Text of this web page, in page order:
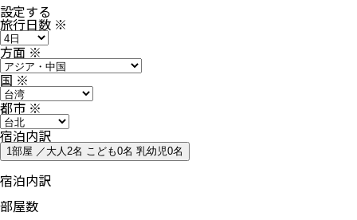
設定する
旅行日数 ※
方面※
国※
都市※
宿泊内訳
1部屋 ／大人2名 こども0名 乳幼児0名
宿泊内訳
部屋数